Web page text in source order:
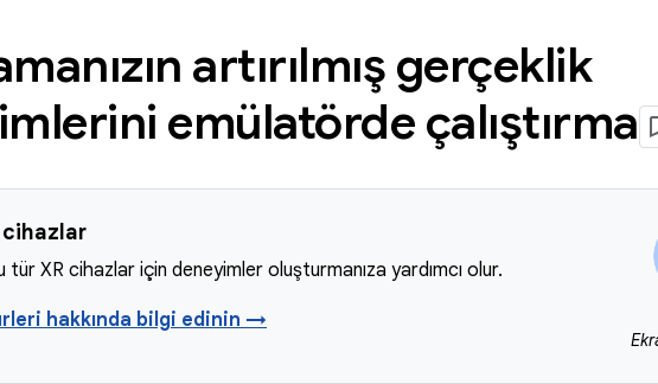
artırılmış gerçeklik
emülatörde çalıştırma
cihazlar
tür XR cihazlar için deneyimler oluşturmanıza yardımcı olur.
hakkında bilgi edinin →